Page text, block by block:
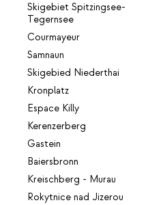
Skigebiet Spitzingsee-
Tegernsee
Courmayeur
Samnaun
Skigebied Niederthai
Kronplatz
Espace Killy
Kerenzerberg
Gastein
Baiersbronn
Kreischberg - Murau
Rokytnice nad Jizerou